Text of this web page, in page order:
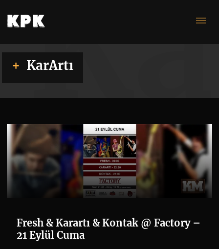
KarArtı
Fresh & Karartı & Kontak @ Factory –
21 Eylül Cuma